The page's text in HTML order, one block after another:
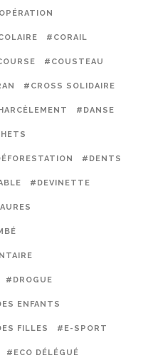
#CORAIL
#COUSTEAU
#CROSS SOLIDAIRE
#DANSE
#DENTS
#DEVINETTE
#DROGUE
ENFANTS
FILLES #E-SPORT
#ECO DÉLÉGUÉ